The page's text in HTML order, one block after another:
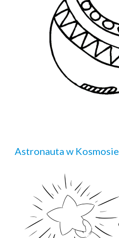
Astronauta w Kosmosie